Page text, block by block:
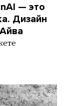
— это
Дизайн